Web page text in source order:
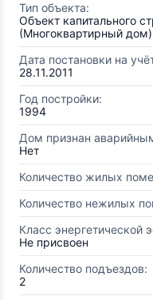
Тип объекта:
Объект капитального
(Многоквартирный дом)
Дата постановки на
28.11.2011
Год постройки:
1994
Дом признан
Нет
Количество жилых
Количество нежилых
Класс энергетической
Не присвоен
Количество подъездов:
2